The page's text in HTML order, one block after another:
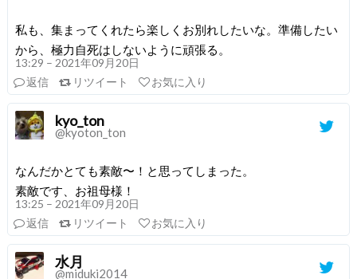
私も、集まってくれたら楽しくお別れしたいな。準備したい
から、極力自死はしないように頑張る。
13:29 – 2021年09月20日
返信
リツイート お気に入り
kyo_ton
@kyoton_ton
なんだかとても素敵〜！と思ってしまった。
素敵です、お祖母様！
13:25 – 2021年09月20日
返信
リツイート お気に入り
水月
@miduki2014